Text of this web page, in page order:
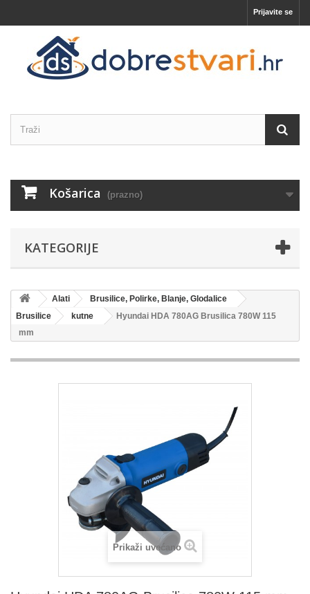
Prijavite se
Košarica (prazno)
KATEGORIJE
Alati
Brusilice, Polirke, Blanje, Glodalice
Brusilice
kutne
Hyundai HDA 780AG Brusilica 780W 115
mm
Prikaži uvećano